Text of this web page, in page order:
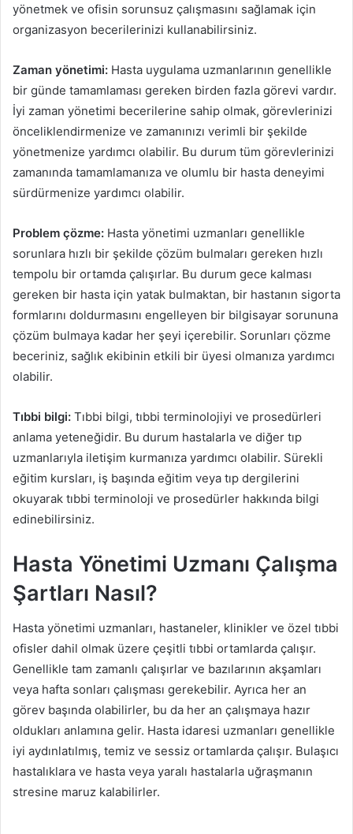
yönetmek ve ofisin sorunsuz çalışmasını sağlamak için
organizasyon becerilerinizi kullanabilirsiniz.
Zaman yönetimi: Hasta uygulama uzmanlarının genellikle
bir günde tamamlaması gereken birden fazla görevi vardır.
İyi zaman yönetimi becerilerine sahip olmak, görevlerinizi
önceliklendirmenize ve zamanınızı verimli bir şekilde
yönetmenize yardımcı olabilir. Bu durum tüm görevlerinizi
zamanında tamamlamanıza ve olumlu bir hasta deneyimi
sürdürmenize yardımcı olabilir.
Problem çözme: Hasta yönetimi uzmanları genellikle
sorunlara hızlı bir şekilde çözüm bulmaları gereken hızlı
tempolu bir ortamda çalışırlar. Bu durum gece kalması
gereken bir hasta için yatak bulmaktan, bir hastanın sigorta
formlarını doldurmasını engelleyen bir bilgisayar sorununa
çözüm bulmaya kadar her şeyi içerebilir. Sorunları çözme
beceriniz, sağlık ekibinin etkili bir üyesi olmanıza yardımcı
olabilir.
Tıbbi bilgi: Tıbbi bilgi, tıbbi terminolojiyi ve prosedürleri
anlama yeteneğidir. Bu durum hastalarla ve diğer tıp
uzmanlarıyla iletişim kurmanıza yardımcı olabilir. Sürekli
eğitim kursları, iş başında eğitim veya tıp dergilerini
okuyarak tıbbi terminoloji ve prosedürler hakkında bilgi
edinebilirsiniz.
Hasta Yönetimi Uzmanı Çalışma
Şartları Nasıl?
Hasta yönetimi uzmanları, hastaneler, klinikler ve özel tıbbi
ofisler dahil olmak üzere çeşitli tıbbi ortamlarda çalışır.
Genellikle tam zamanlı çalışırlar ve bazılarının akşamları
veya hafta sonları çalışması gerekebilir. Ayrıca her an
görev başında olabilirler, bu da her an çalışmaya hazır
oldukları anlamına gelir. Hasta idaresi uzmanları genellikle
iyi aydınlatılmış, temiz ve sessiz ortamlarda çalışır. Bulaşıcı
hastalıklara ve hasta veya yaralı hastalarla uğraşmanın
stresine maruz kalabilirler.